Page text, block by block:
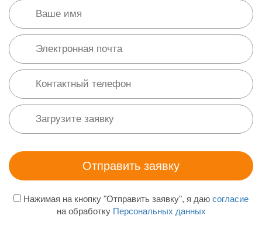
Нажимая на кнопку "Отправить заявку", я даю согласие
на обработку Персональных данных